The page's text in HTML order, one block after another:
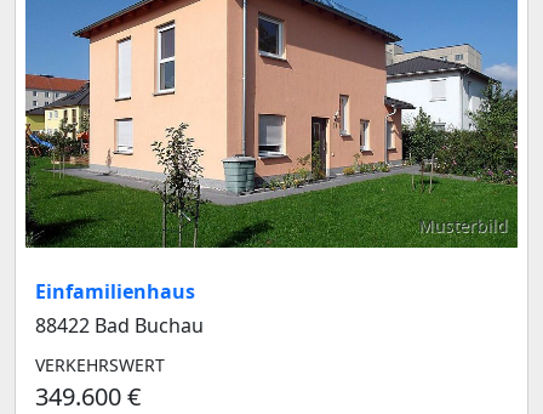
Musterbild
Einfamilienhaus
88422 Bad Buchau
VERKEHRSWERT
349.600 €